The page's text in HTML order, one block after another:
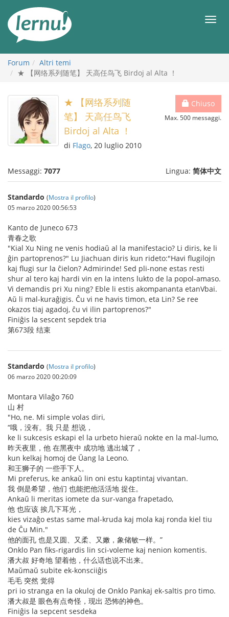
all’indice
Forum
Altri temi
★ 【网络系列随笔】 天高任鸟飞 Birdoj al Alta ！
Chiuso
Max. 500 messaggi.
★ 【网络系列随
笔】 天高任鸟飞
Birdoj al Alta ！
di Flago, 20 luglio 2010
Messaggi: 7077 Lingua: 简体中文
Standardo (Mostra il profilo)
05 marzo 2020 00:56:53
Kanto de Juneco 673
青春之歌
"Kial Xu Ning ne venis hodiaŭ al la manifestacio? Li diris, ke li
ĝin partoprenos?" Lu Jiachuan diris kun rideto:"Havi flugilojn
kaj flugi sur la ĉielon? Admirinde! Sed pli-none estas resti
shur al tero kaj hardi vin en la intens lukto de la popol-amaso.
Vi demandis pri Xu ning? Eble li estis akompananta etanVbai.
Aŭ li mal-kuraĝigis. Ĉu vi ne havis timon, eta Lin? Se ree
okazos tiaj agadoj, ĉu vi ilin partoprenos?"
Finiĝis la sescent sepdek tria
第673段 结束
Standardo (Mostra il profilo)
06 marzo 2020 00:20:09
Montara Vilaĝo 760
山 村
"Ho, ne. Mi simple volas diri,
“哦，没有。我 只是 想说，
ke li sukcesis eskapi el la urbeto hieraŭ nokte en la mal-lumo,
昨天夜里，他 在黑夜中 成功地 逃出城了，
kun kelkaj homoj de Ŭang la Leono.
和王狮子的 一些手下人。
Mi preferus, ke ankaŭ lin oni estu kaptintaj vivantan.
我 倒是希望，他们 也能把他活活地 捉住。
Ankaŭ li meritas iomete da sur-vanga frapetado,
他 也应该 挨几下耳光，
kies vizaĝo estas same mal-kruda kaj mola kaj ronda kiel tiu
de Ĉu Min."
他的面孔 也是又圆、又柔、又嫩，象储敏一样。”
Onklo Pan fiks-rigardis lin sci-voleme kaj nenion komentis.
潘大叔 好奇地 望着他，什么话也说不出来。
Maŭmaŭ subite ek-konsciiĝis
毛毛 突然 觉得
pri io stranga en la okuloj de Onklo Pankaj ek-saltis pro timo.
潘大叔是 眼色有点奇怪，现出 恐怖的神色。
Finiĝis la sepcent sesdeka